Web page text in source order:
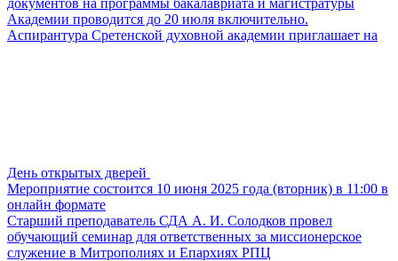
Академии проводится до 20 июля включительно.
Аспирантура Сретенской духовной академии приглашает на
День открытых дверей
Мероприятие состоится 10 июня 2025 года (вторник) в 11:00 в
онлайн формате
Старший преподаватель СДА А. И. Солодков провел
обучающий семинар для ответственных за миссионерское
служение в Митрополиях и Епархиях РПЦ